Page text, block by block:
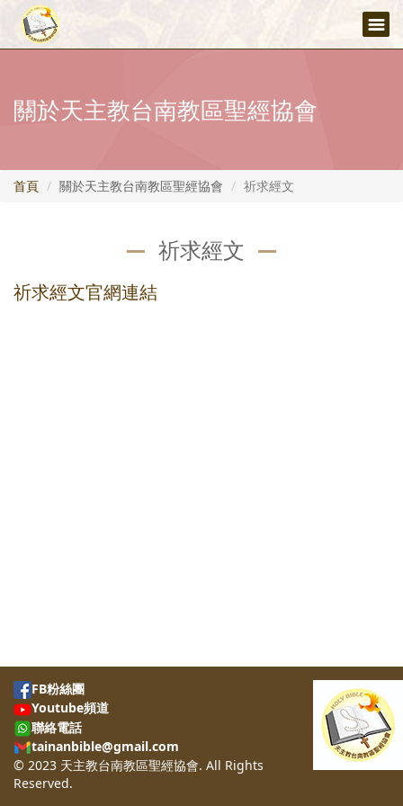
關於天主教台南教區聖經協會
首頁 關於天主教台南教區聖經協會 祈求經文
祈求經文
祈求經文官網連結
FB粉絲團
Youtube頻道
聯絡電話
tainanbible@gmail.com
© 2023 天主教台南教區聖經協會. All Rights
Reserved.